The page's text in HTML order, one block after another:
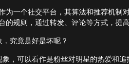
为一个社交平台，其算法和推荐机制
的规则，通过转发、评论等方式，提
究竟是好是坏呢？
象，可以看作是粉丝对明星的热爱和